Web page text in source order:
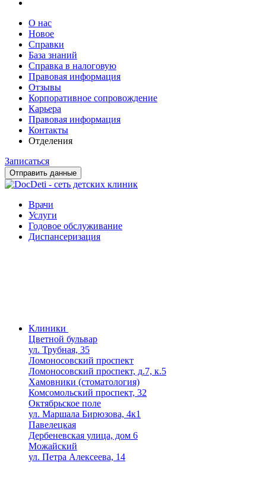
О нас
Новое
Справки
База знаний
Справка в налоговую
Правовая информация
Отзывы
Корпоративное сопровождение
Карьера
Правовая информация
Контакты
Отделения
Записаться
Отправить данные
Врачи
Услуги
Годовое обслуживание
Диспансеризация
Клиники
Цветной бульвар
ул. Трубная, 35
Ломоносовский проспект
Ломоносовский проспект, д.7, к.5
Хамовники (стоматология)
Комсомольский проспект, 32
Октябрьское поле
ул. Маршала Бирюзова, 4к1
Павелецкая
Дербеневская улица, дом 6
Можайский
ул. Петра Алексеева, 14